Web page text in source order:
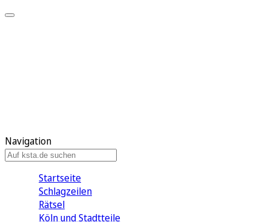
Navigation
Startseite
Schlagzeilen
Rätsel
Köln und Stadtteile